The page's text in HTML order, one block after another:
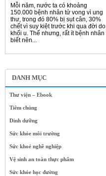
DANH MỤC
Thư viện – Ebook
Tiêm chủng
Dinh dưỡng
Sức khỏe môi trường
Sức khoẻ nghề nghiệp
Vệ sinh an toàn thực phẩm
Sức khỏe học đường
Mỗi năm, nước ta có khoảng
150.000 bệnh nhân tử vong vì ung
thư, trong đó 80% bị sụt cân, 30%
chết vì suy kiệt trước khi qua đời do
khối u. Thế nhưng, rất ít bệnh nhân
biết nên...